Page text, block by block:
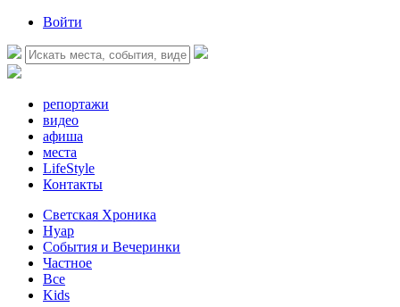
Войти
репортажи
видео
афиша
места
LifeStyle
Контакты
Светская Хроника
Нуар
События и Вечеринки
Частное
Все
Kids